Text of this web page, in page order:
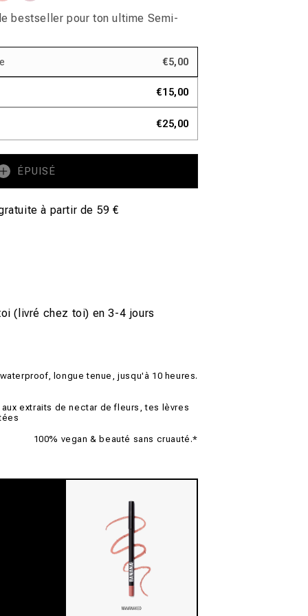
ou
indisponible
indisponible
ou
indisponible
indisponible
bestseller pour ton ultime Semi-
€5,00
€15,00
€25,00
ÉPUISÉ
à partir de 59 €
(livré chez toi) en 3-4 jours
longue tenue, jusqu'à 10 heures.
extraits de nectar de fleurs, tes lèvres
100% vegan & beauté sans cruauté.*